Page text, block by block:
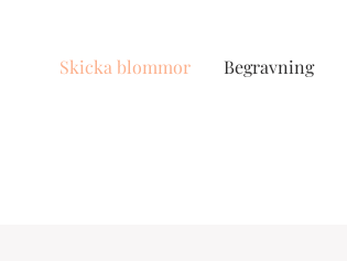
Skicka blommor Begravning